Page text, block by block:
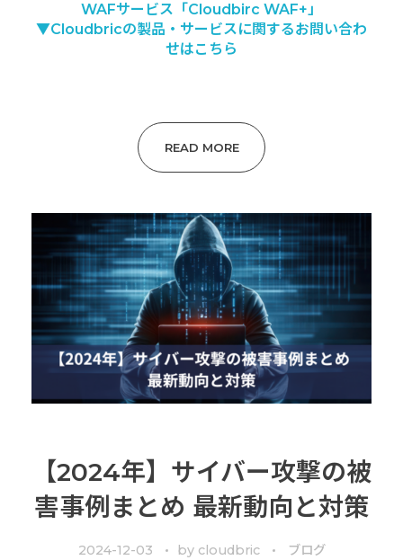
WAFサービス「Cloudbirc WAF+」
▼Cloudbricの製品・サービスに関するお問い合わ
せはこちら
READ MORE
【2024年】サイバー攻撃の被
害事例まとめ 最新動向と対策
2024-12-03 by cloudbric ブログ